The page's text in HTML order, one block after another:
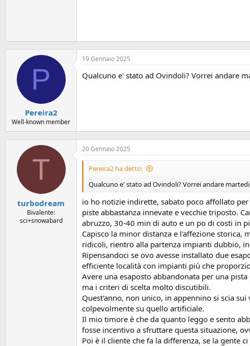
P
Pereira2
Well-known member
19 Gennaio 2025
Qualcuno e' stato ad Ovindoli? Vorrei andare
T
turbodream
Bivalente:
sci+snowabard
20 Gennaio 2025
Pereira2 ha detto:
Qualcuno e' stato ad Ovindoli? Vorrei andare
io ho notizie indirette, sabato poco affollato
piste abbastanza innevate e vecchie triposto.
abruzzo, 30-40 min di auto e un po di costi in
Capisco la minor distanza e l'affezione
ridicoli, rientro alla partenza impianti dubbio,
Ripensandoci se ovo avesse installato due
efficiente località con impianti più che
Avere una esaposto abbandonata per una
ma i criteri di scelta molto discutibili.
Quest'anno, non unico, in appennino si scia
colpevolmente su quello artificiale.
Il mio timore è che da quanto leggo e sento
fosse incentivo a sfruttare questa situazione,
Poi è il cliente che fa la differenza, se la gente